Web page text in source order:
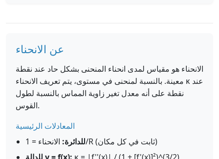
عن الانحناء
الانحناء هو مقياس لمدى انحناء المنحنى بشكل حاد عند نقطة
معينة. بالنسبة لمنحنى في مستوى، يتم تعريف الانحناء κ عند
نقطة على أنه معدل تغير زاوية المماس بالنسبة لطول
القوس.
المعادلات الرئيسية
للدائرة:
الانحناء = 1/R (ثابت في كل مكان)